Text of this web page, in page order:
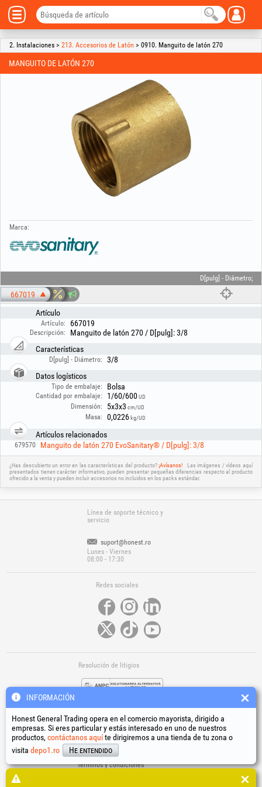
2. Instalaciones > 213. Accesorios de Latón > 0910. Manguito de latón 270
MANGUITO DE LATÓN 270
Marca:
D[pulg] - Diámetro;
667019
Artículo
Artículo: 667019
Descripción:
Manguito de latón 270 / D[pulg]: 3/8
Características
D[pulg] - Diámetro:
3/8
Datos logísticos
Tipo de embalaje: Bolsa
Cantidad por embalaje: 1/60/600UD
Dimensión: 5x3x3 cm/UD
Masa: 0,0226 kg/UD
Artículos relacionados
679570 Manguito de latón 270 EvoSanitary® / D[pulg]: 3/8
¿Has descubierto un error en las características del producto?¡Avísanos!
Las imágenes / vídeos aquí
presentados tienen carácter informativo, pueden presentar pequeñas diferencias respecto al producto
ofrecido a la venta y pueden incluir accesorios no incluidos en los packs estándar.
Línea de soporte técnico y
servicio
suport@honest.ro
Lunes - Viernes
08:00 - 17:30
Redes sociales
Resolución de litigios
Enlaces útiles
Términos y condiciones
INFORMACIÓN
Honest General Trading opera en el comercio mayorista, dirigido a
empresas. Si eres particular y estás interesado en uno de nuestros
productos, contáctanos aquíte dirigiremos a una tienda de tu zona o
visita depo1.ro He entendido